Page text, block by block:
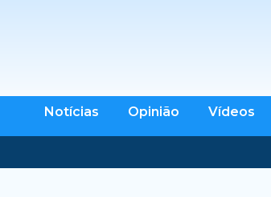
Notícias Opinião Vídeos